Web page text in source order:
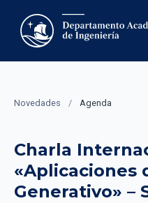
Novedades / Agenda
Charla
«Aplicaciones
Generativo» –